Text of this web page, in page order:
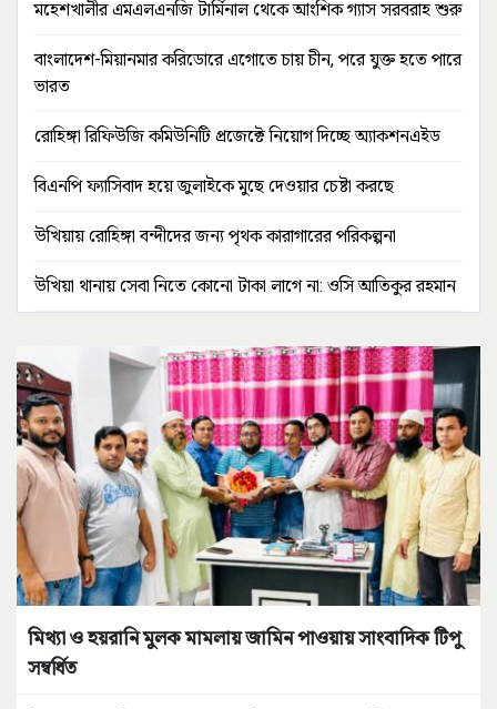
মহেশখালীর এমএলএনজি টার্মিনাল থেকে আংশিক গ্যাস সরবরাহ শুরু
বাংলাদেশ-মিয়ানমার করিডোরে এগোতে চায় চীন, পরে যুক্ত হতে পারে
ভারত
রোহিঙ্গা রিফিউজি কমিউনিটি প্রজেক্টে নিয়োগ দিচ্ছে অ্যাকশনএইড
বিএনপি ফ্যাসিবাদ হয়ে জুলাইকে মুছে দেওয়ার চেষ্টা করছে
উখিয়ায় রোহিঙ্গা বন্দীদের জন্য পৃথক কারাগারের পরিকল্পনা
উখিয়া থানায় সেবা নিতে কোনো টাকা লাগে না: ওসি আতিকুর রহমান
মিথ্যা ও হয়রানি মুলক মামলায় জামিন পাওয়ায় সাংবাদিক টিপু
সম্বর্ধিত